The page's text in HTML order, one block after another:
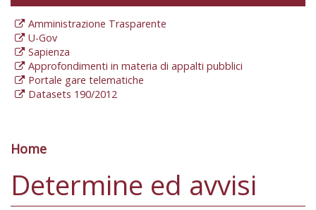
Amministrazione Trasparente
U-Gov
Sapienza
Approfondimenti in materia di appalti pubblici
Portale gare telematiche
Datasets 190/2012
Tu sei qui
Home
Determine ed avvisi